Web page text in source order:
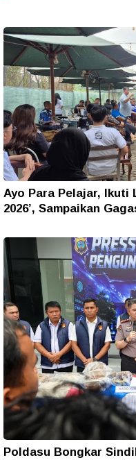
Ayo Para Pelajar, Ikuti
2026’, Sampaikan
Poldasu Bongkar